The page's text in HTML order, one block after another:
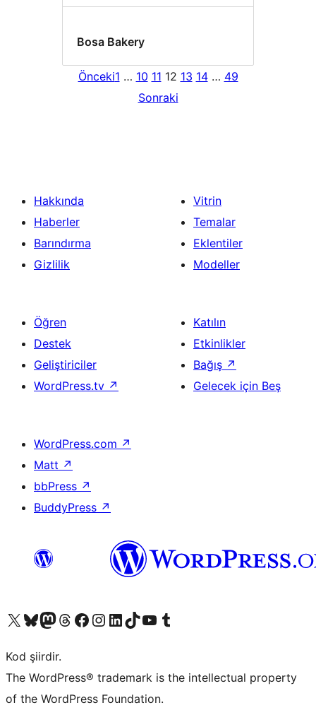
Bosa Bakery
Önceki1 … 10 11 12 13 14 … 49
Sonraki
Hakkında
Haberler
Barındırma
Gizlilik
Vitrin
Temalar
Eklentiler
Modeller
Öğren
Destek
Geliştiriciler
WordPress.tv ↗
Katılın
Etkinlikler
Bağış ↗
Gelecek için Beş
WordPress.com ↗
Matt ↗
bbPress ↗
BuddyPress ↗
X (eski Twitter) hesabımıza bakın
Bluesky hesabımızı ziyaret edinMastodon hesabımızı ziyaret edinThreads hesabımızı ziyaret edinFacebook sayfamızı ziyaret edinInstagram hesabımızı ziyaret edinLinkedIn hesabımızı ziyaret edinTikTok hesabımızı ziyaret edinYouTube kanalımızı ziyaret edinTumblr hesabımızı ziyaret edin
Kod şiirdir.
The WordPress® trademark is the intellectual property
of the WordPress Foundation.